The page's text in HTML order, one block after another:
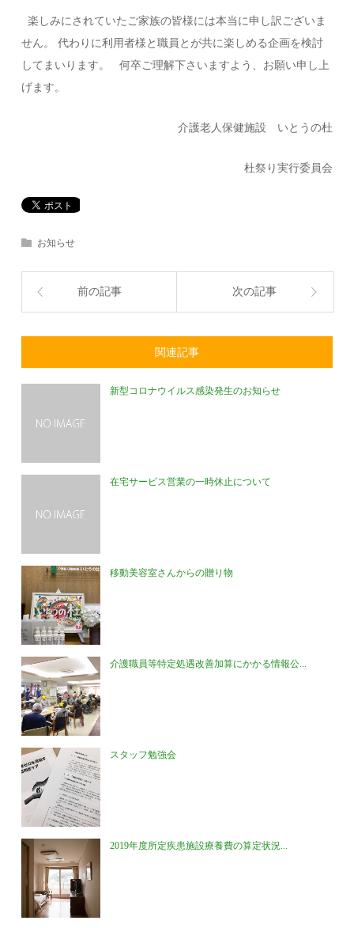
楽しみにされていたご家族の皆様には本当に申し訳ございま
せん。 代わりに利用者様と職員とが共に楽しめる企画を検討
してまいります。 何卒ご理解下さいますよう、お願い申し上
げます。
介護老人保健施設 いとうの杜
杜祭り実行委員会
お知らせ
前の記事 次の記事
関連記事
新型コロナウイルス感染発生のお知らせ
在宅サービス営業の一時休止について
移動美容室さんからの贈り物
介護職員等特定処遇改善加算にかかる情報公...
スタッフ勉強会
2019年度所定疾患施設療養費の算定状況...